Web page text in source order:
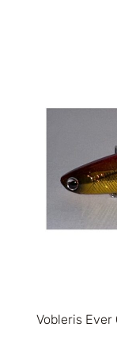
Vobleris Ever